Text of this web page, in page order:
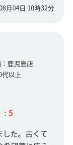
月04日 10時32分
鹿児島店
代以上
5
した。古くて